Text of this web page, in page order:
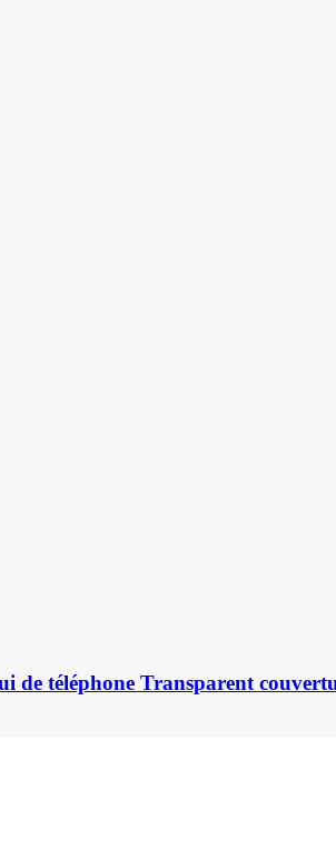
de téléphone Transparent